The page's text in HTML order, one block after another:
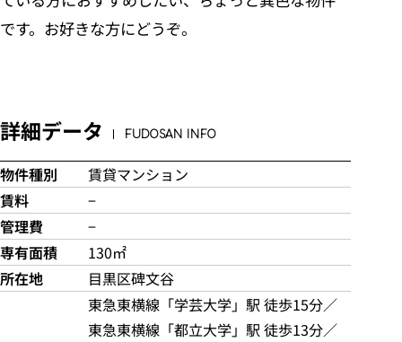
です。お好きな方にどうぞ。
詳細データ FUDOSAN INFO
物件種別
賃貸マンション
賃料
−
管理費
−
専有面積
130㎡
所在地
目黒区碑文谷
東急東横線「学芸大学」駅 徒歩15分／
東急東横線「都立大学」駅 徒歩13分／